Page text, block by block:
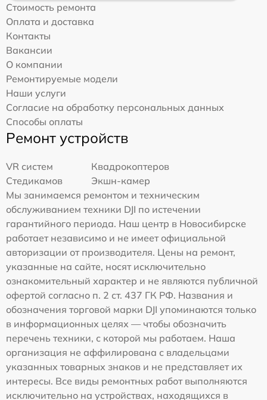
Стоимость ремонта
Оплата и доставка
Контакты
Вакансии
О компании
Ремонтируемые модели
Наши услуги
Согласие на обработку персональных данных
Способы оплаты
Ремонт устройств
VR систем
Квадрокоптеров
Стедикамов
Экшн-камер
Мы занимаемся ремонтом и техническим
обслуживанием техники DJI по истечении
гарантийного периода. Наш центр в Новосибирске
работает независимо и не имеет официальной
авторизации от производителя. Цены на ремонт,
указанные на сайте, носят исключительно
ознакомительный характер и не являются публичной
офертой согласно п. 2 ст. 437 ГК РФ. Названия и
обозначения торговой марки DJI упоминаются только
в информационных целях — чтобы обозначить
перечень техники, с которой мы работаем. Наша
организация не аффилирована с владельцами
указанных товарных знаков и не представляет их
интересы. Все виды ремонтных работ выполняются
исключительно на устройствах, находящихся в